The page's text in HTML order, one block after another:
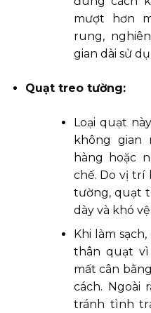
mượt hơn
rung,
gian dài sử
Quạt treo tường:
Loại quạt
không gian
hàng hoặc
chế. Do vị trí
tường, quạt
dày và khó
Khi làm
thân quạt
mất cân
cách. Ngoài
tránh tình